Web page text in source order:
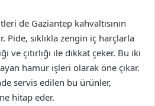
de Gaziantep kahvaltısının
Pide, sıklıkla zengin iç harçlarla
ve çıtırlığı ile dikkat çeker. Bu iki
hamur işleri olarak öne çıkar.
servis edilen bu ürünler,
hitap eder.